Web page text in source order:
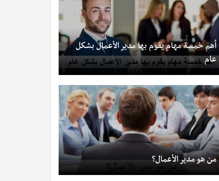
أهم خمسة مهام يقوم بها مدير الأعمال بشكل
عام
من هو مدير الأعمال؟